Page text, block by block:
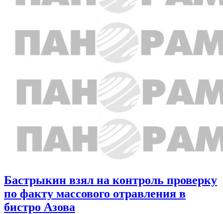
Бастрыкин взял на контроль проверку
по факту массового отравления в
бистро Азова